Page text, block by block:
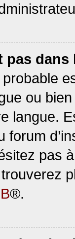
pas
ou
langue.
forum
pas
®.